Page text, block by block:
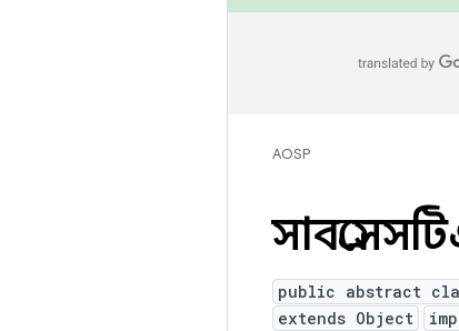
AOSP
public abstract
extends Object